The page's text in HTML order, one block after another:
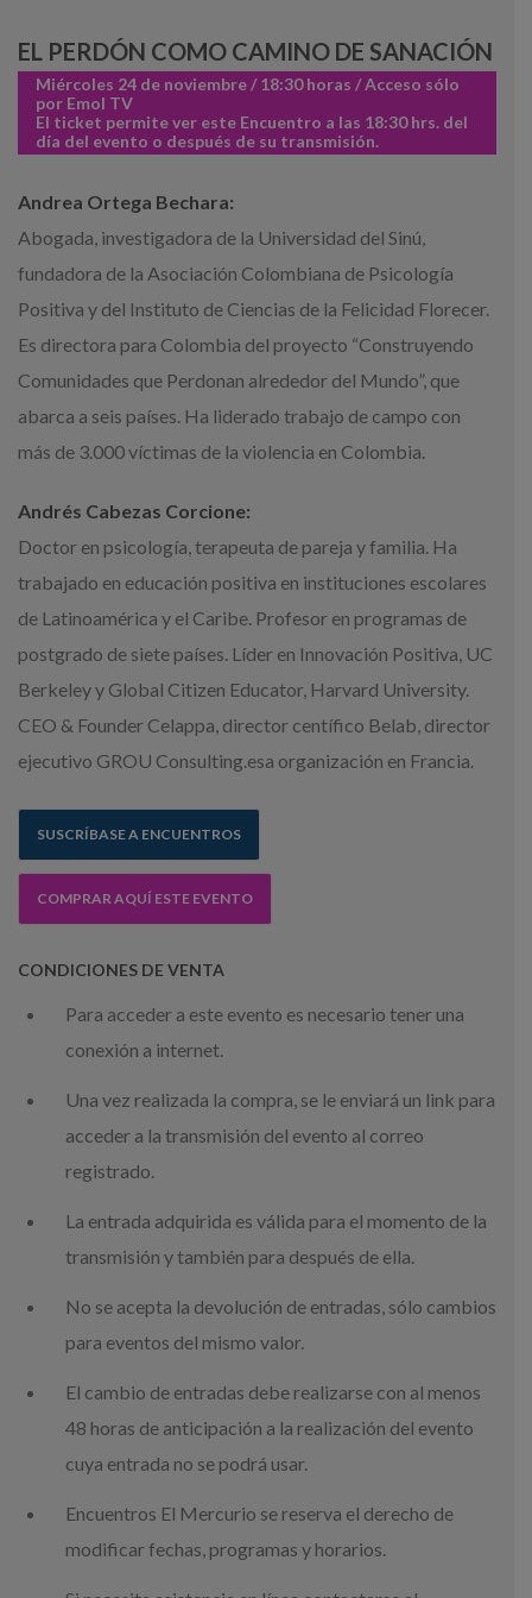
EL PERDÓN COMO CAMINO DE SANACIÓN
Miércoles 24 de noviembre / 18:30 horas / Acceso sólo
por Emol TV
El ticket permite ver este Encuentro a las 18:30 hrs. del
día del evento o después de su transmisión.
Andrea Ortega Bechara:
Abogada, investigadora de la Universidad del Sinú,
fundadora de la Asociación Colombiana de Psicología
Positiva y del Instituto de Ciencias de la Felicidad Florecer.
Es directora para Colombia del proyecto “Construyendo
Comunidades que Perdonan alrededor del Mundo”, que
abarca a seis países. Ha liderado trabajo de campo con
más de 3.000 víctimas de la violencia en Colombia.
Andrés Cabezas Corcione:
Doctor en psicología, terapeuta de pareja y familia. Ha
trabajado en educación positiva en instituciones escolares
de Latinoamérica y el Caribe. Profesor en programas de
postgrado de siete países. Líder en Innovación Positiva, UC
Berkeley y Global Citizen Educator, Harvard University.
CEO & Founder Celappa, director centífico Belab, director
ejecutivo GROU Consulting.esa organización en Francia.
SUSCRÍBASE A ENCUENTROS
COMPRAR AQUÍ ESTE EVENTO
CONDICIONES DE VENTA
Para acceder a este evento es necesario tener una
conexión a internet.
Una vez realizada la compra, se le enviará un link para
acceder a la transmisión del evento al correo
registrado.
La entrada adquirida es válida para el momento de la
transmisión y también para después de ella.
No se acepta la devolución de entradas, sólo cambios
para eventos del mismo valor.
El cambio de entradas debe realizarse con al menos
48 horas de anticipación a la realización del evento
cuya entrada no se podrá usar.
Encuentros El Mercurio se reserva el derecho de
modificar fechas, programas y horarios.